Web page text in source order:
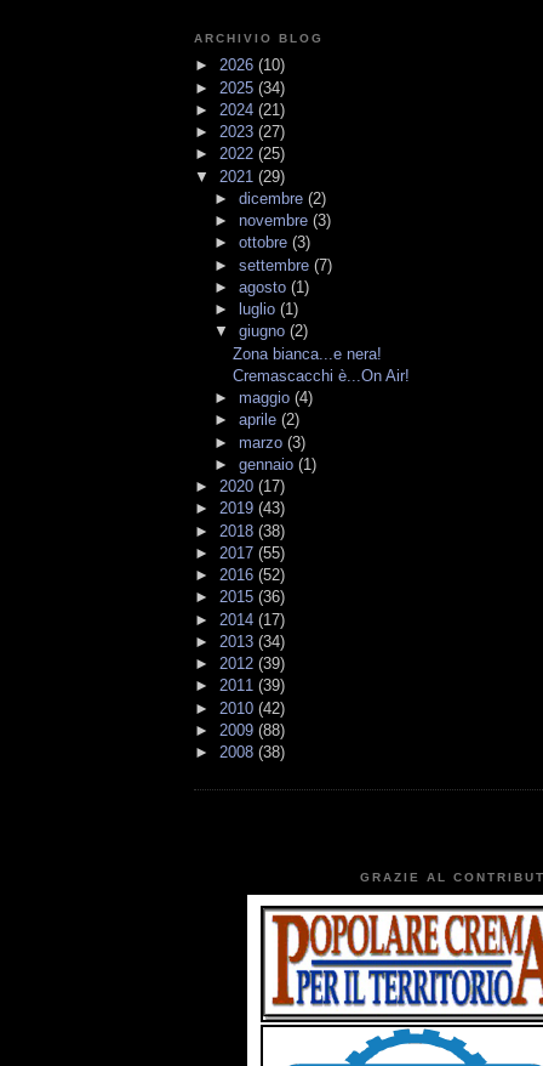
ARCHIVIO BLOG
► 2026 (10)
► 2025 (34)
► 2024 (21)
► 2023 (27)
► 2022 (25)
▼ 2021 (29)
► dicembre (2)
► novembre (3)
► ottobre (3)
► settembre (7)
► agosto (1)
►
luglio (1)
▼ giugno (2)
Zona bianca...e nera!
Cremascacchi è...On Air!
► maggio (4)
► aprile (2)
► marzo (3)
► gennaio (1)
► 2020 (17)
► 2019 (43)
► 2018 (38)
► 2017 (55)
► 2016 (52)
► 2015 (36)
► 2014 (17)
► 2013 (34)
► 2012 (39)
► 2011 (39)
► 2010 (42)
► 2009 (88)
► 2008 (38)
GRAZIE AL